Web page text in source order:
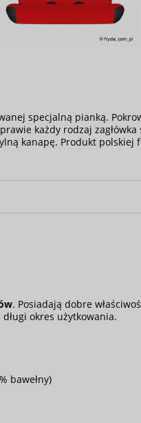
specjalną pianką.
każdy rodzaj zagłówka
kanapę. Produkt polskiej
. Posiadają dobre
okres użytkowania.
bawełny)